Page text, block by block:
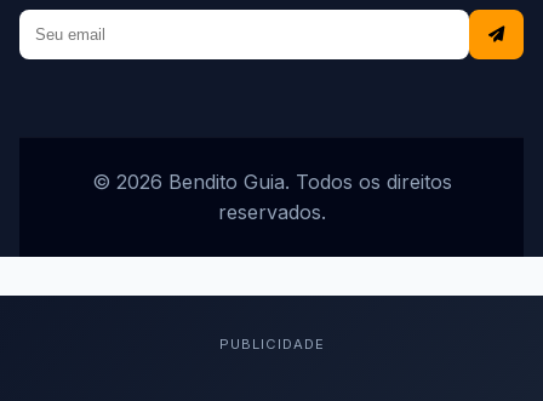
© 2026 Bendito Guia. Todos os direitos
reservados.